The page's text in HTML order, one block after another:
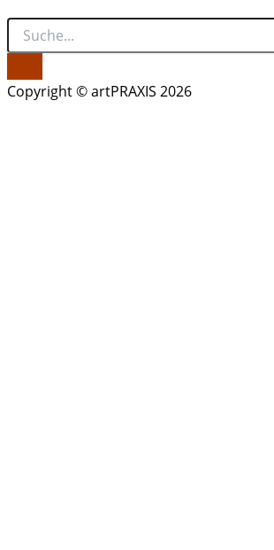
Copyright © artPRAXIS 2026